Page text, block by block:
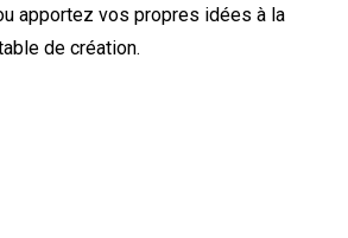
apportez vos propres idées à la
de création.